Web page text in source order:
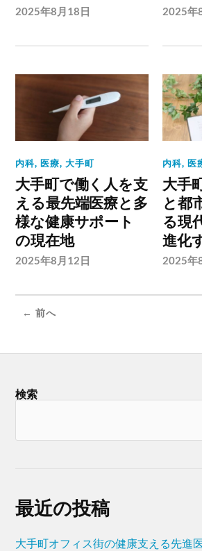
2025年8月18日 2025年
内科, 医療,大手町
大手町で働く人を支
える最先端医療と多
様な健康サポート
の現在地
2025年8月12日
内科, 医
大手
と都
る現
進化
2025年
← 前へ
検索
最近の投稿
大手町オフィス街の健康支える先進